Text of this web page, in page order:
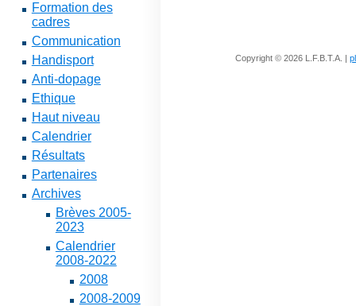
Formation des
cadres
Communication
Handisport
Anti-dopage
Ethique
Haut niveau
Calendrier
Résultats
Partenaires
Archives
Brèves 2005-
2023
Calendrier
2008-2022
2008
2008-2009
Copyright © 2026 L.F.B.T.A. |